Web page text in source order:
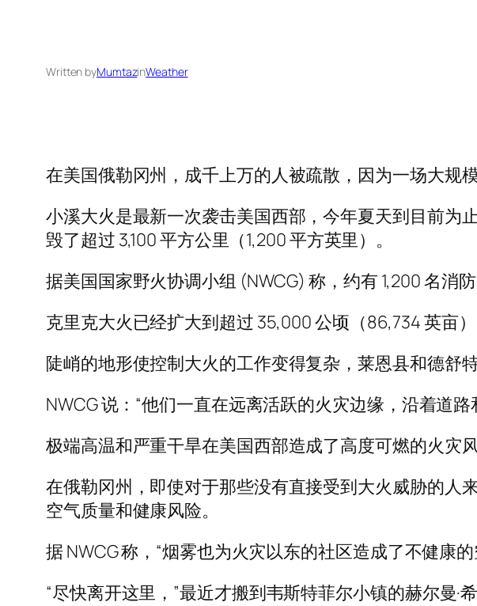
Written byMumtazinWeather
在美国俄勒冈州，成千上万的人被疏散，因为一场大规
小溪大火是最新一次袭击美国西部，今年夏天到目前为
毁了超过 3,100 平方公里（1,200 平方英里）。
据美国国家野火协调小组 (NWCG) 称，约有 1,200 名消
克里克大火已经扩大到超过 35,000 公顷（86,734 英亩
陡峭的地形使控制大火的工作变得复杂，莱恩县和德舒
NWCG 说：“他们一直在远离活跃的火灾边缘，沿着道
极端高温和严重干旱在美国西部造成了高度可燃的火灾
在俄勒冈州，即使对于那些没有直接受到大火威胁的人
空气质量和健康风险。
据 NWCG 称，“烟雾也为火灾以东的社区造成了不健康
“尽快离开这里，”最近才搬到韦斯特菲尔小镇的赫尔曼·